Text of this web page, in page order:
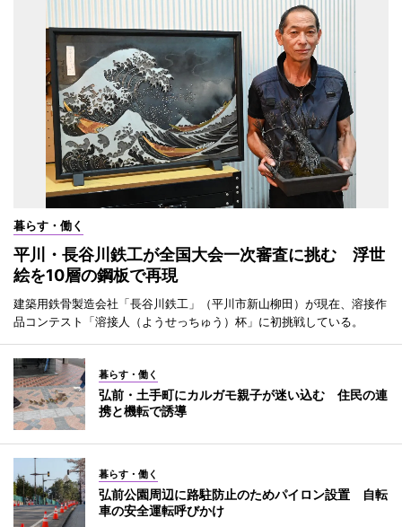
暮らす・働く
平川・長谷川鉄工が全国大会一次審査に挑む 浮世
絵を10層の鋼板で再現
建築用鉄骨製造会社「長谷川鉄工」（平川市新山柳田）が現在、溶接作
品コンテスト「溶接人（ようせっちゅう）杯」に初挑戦している。
暮らす・働く
弘前・土手町にカルガモ親子が迷い込む 住民の連
携と機転で誘導
暮らす・働く
弘前公園周辺に路駐防止のためパイロン設置 自転
車の安全運転呼びかけ